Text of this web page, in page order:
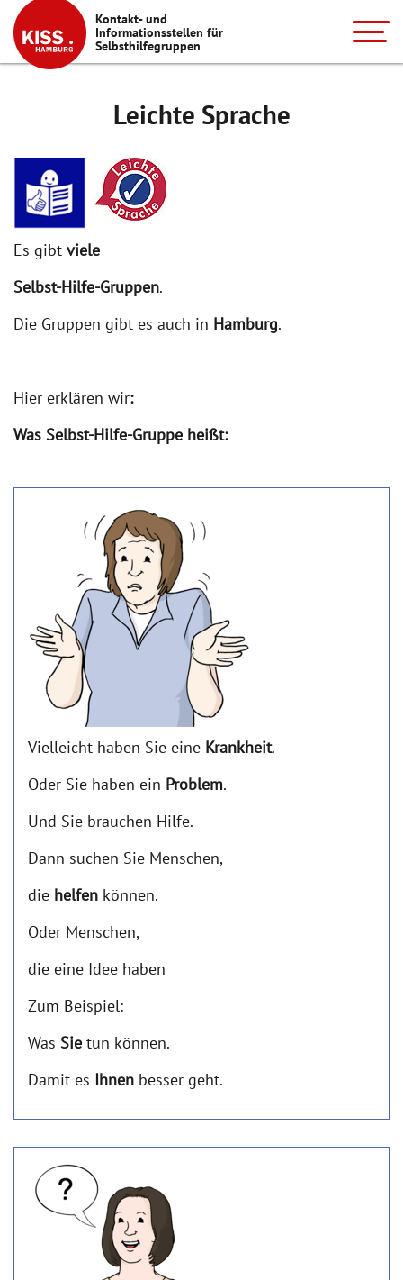
Kontakt- und
Informationsstellen für
Selbsthilfegruppen
Leichte Sprache
Es gibt viele
Selbst-Hilfe-Gruppen.
Die Gruppen gibt es auch in Hamburg.
Hier erklären wir:
Was Selbst-Hilfe-Gruppe heißt:
Vielleicht haben Sie eine Krankheit.
Oder Sie haben ein Problem.
Und Sie brauchen Hilfe.
Dann suchen Sie Menschen,
die helfen können.
Oder Menschen,
die eine Idee haben
Zum Beispiel:
Was Sie tun können.
Damit es Ihnen besser geht.